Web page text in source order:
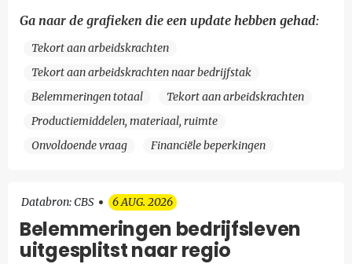
Ga naar de grafieken die een update hebben gehad:
Tekort aan arbeidskrachten
Tekort aan arbeidskrachten naar bedrijfstak
Belemmeringen totaal
Tekort aan arbeidskrachten
Productiemiddelen, materiaal, ruimte
Onvoldoende vraag
Financiële beperkingen
Databron: CBS 6 AUG. 2026
Belemmeringen bedrijfsleven
uitgesplitst naar regio